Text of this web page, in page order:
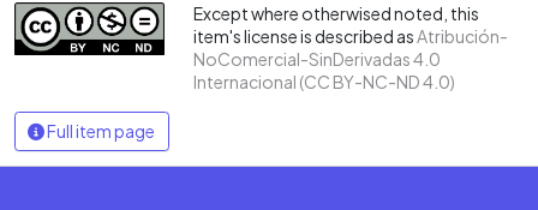
Except where otherwised noted, this
item's license is described asAtribución-
NoComercial-SinDerivadas 4.0
Internacional (CC BY-NC-ND 4.0)
Full item page